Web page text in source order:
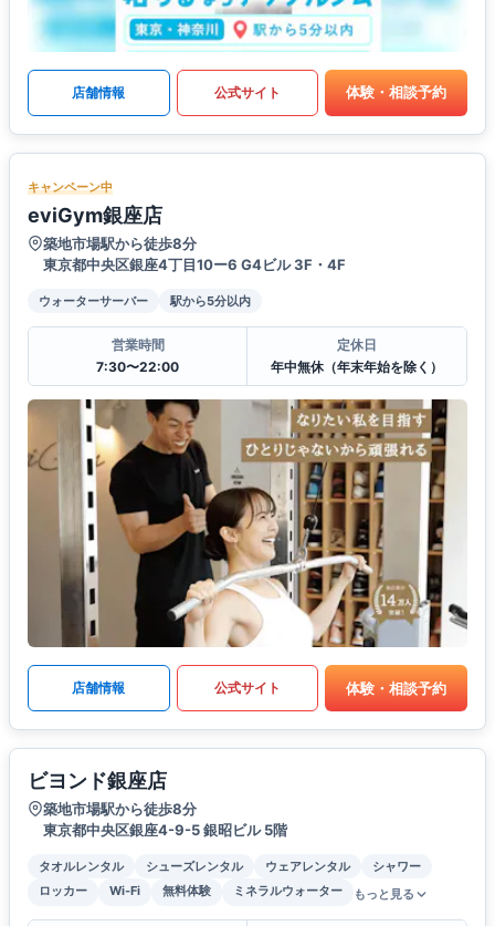
店舗情報 公式サイト 体験・相談予約
キャンペーン中
eviGym銀座店
築地市場駅から徒歩8分
東京都中央区銀座4丁目10ー6 G4ビル 3F・4F
ウォーターサーバー 駅から5分以内
営業時間
7:30〜22:00
定休日
年中無休（年末年始を除く）
店舗情報 公式サイト 体験・相談予約
ビヨンド銀座店
築地市場駅から徒歩8分
東京都中央区銀座4-9-5 銀昭ビル 5階
タオルレンタル シューズレンタル ウェアレンタル
シャワー
ロッカー
Wi-Fi 無料体験 ミネラルウォーター もっと見る